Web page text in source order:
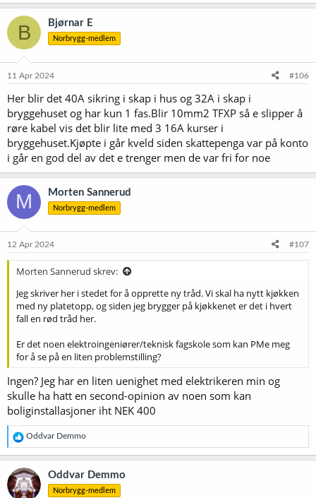
B Bjørnar E
Norbrygg-medlem
11 Apr 2024 #106
Her blir det 40A sikring i skap i hus og 32A i skap i
bryggehuset og har kun 1 fas.Blir 10mm2 TFXP så e slipper å
røre kabel vis det blir lite med 3 16A kurser i
bryggehuset.Kjøpte i går kveld siden skattepenga var på konto
i går en god del av det e trenger men de var fri for noe
M Morten Sannerud
Norbrygg-medlem
12 Apr 2024 #107
Morten Sannerud skrev:
Jeg skriver her i stedet for å opprette ny tråd. Vi skal ha nytt kjøkken
med ny platetopp, og siden jeg brygger på kjøkkenet er det i hvert
fall en rød tråd her.
Er det noen elektroingeniører/teknisk fagskole som kan PMe meg
for å se på en liten problemstilling?
Ingen? Jeg har en liten uenighet med elektrikeren min og
skulle ha hatt en second-opinion av noen som kan
boliginstallasjoner iht NEK 400
R
e
a
k
s
j
Oddvar Demmo
Oddvar Demmo
Norbrygg-medlem